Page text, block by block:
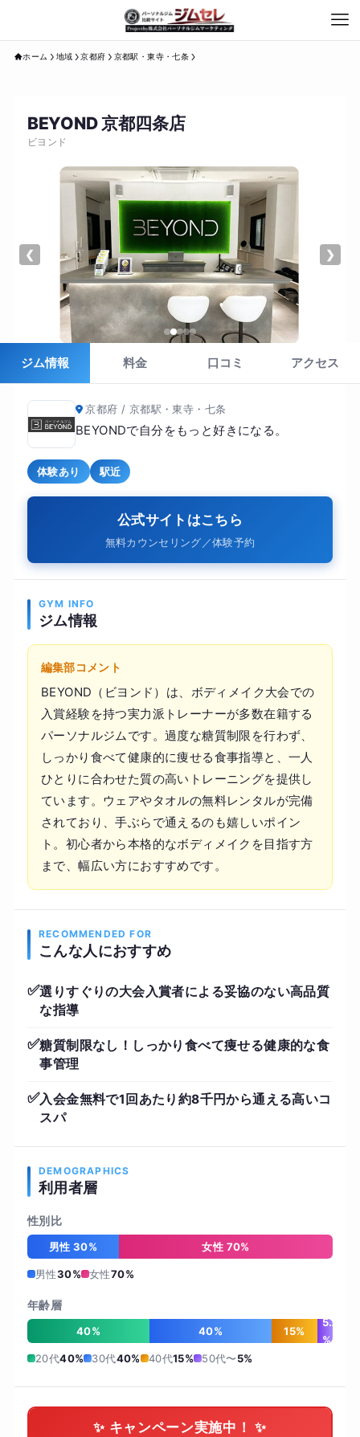
ホーム 地域 京都府 京都駅・東寺・七条
BEYOND 京都四条店
ビヨンド
❮ ❯
ジム情報 料金 口コミ アクセス
京都府 / 京都駅・東寺・七条
BEYONDで自分をもっと好きになる。
体験あり 駅近
公式サイトはこちら
無料カウンセリング／体験予約
GYM INFO
ジム情報
編集部コメント
BEYOND（ビヨンド）は、ボディメイク大会での
入賞経験を持つ実力派トレーナーが多数在籍する
パーソナルジムです。過度な糖質制限を行わず、
しっかり食べて健康的に痩せる食事指導と、一人
ひとりに合わせた質の高いトレーニングを提供し
ています。ウェアやタオルの無料レンタルが完備
されており、手ぶらで通えるのも嬉しいポイン
ト。初心者から本格的なボディメイクを目指す方
まで、幅広い方におすすめです。
RECOMMENDED FOR
こんな人におすすめ
✅選りすぐりの大会入賞者による妥協のない高品質
な指導
✅糖質制限なし！しっかり食べて痩せる健康的な食
事管理
✅入会金無料で1回あたり約8千円から通える高いコ
スパ
DEMOGRAPHICS
利用者層
性別比
男性 30% 女性 70%
男性30% 女性70%
年齢層
40% 40% 15%
5
%
20代40% 30代40% 40代15% 50代〜5%
✨ キャンペーン実施中！ ✨